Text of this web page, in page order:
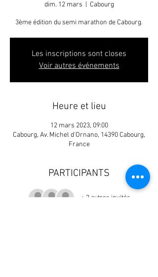
dim. 12 mars Cabourg
3ème édition du semi marathon de Cabourg.
Les inscriptions sont closes
Voir autres événements
Heure et lieu
12 mars 2023, 09:00
Cabourg, Av. Michel d'Ornano, 14390 Cabourg,
France
PARTICIPANTS
+ 2 autres invités